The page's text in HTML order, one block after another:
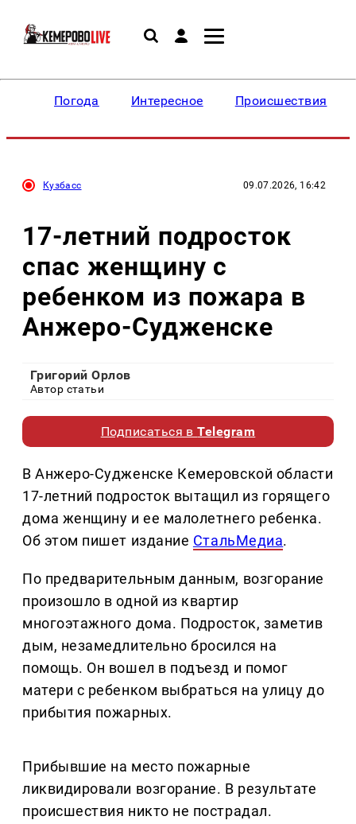
Погода Интересное Происшествия
Кузбасс 09.07.2026, 16:42
17-летний подросток
спас женщину с
ребенком из пожара в
Анжеро-Судженске
Григорий Орлов
Автор статьи
Подписаться вTelegram
В Анжеро-Судженске Кемеровской области
17-летний подросток вытащил из горящего
дома женщину и ее малолетнего ребенка.
Об этом пишет издание СтальМедиа.
По предварительным данным, возгорание
произошло в одной из квартир
многоэтажного дома. Подросток, заметив
дым, незамедлительно бросился на
помощь. Он вошел в подъезд и помог
матери с ребенком выбраться на улицу до
прибытия пожарных.
Прибывшие на место пожарные
ликвидировали возгорание. В результате
происшествия никто не пострадал.